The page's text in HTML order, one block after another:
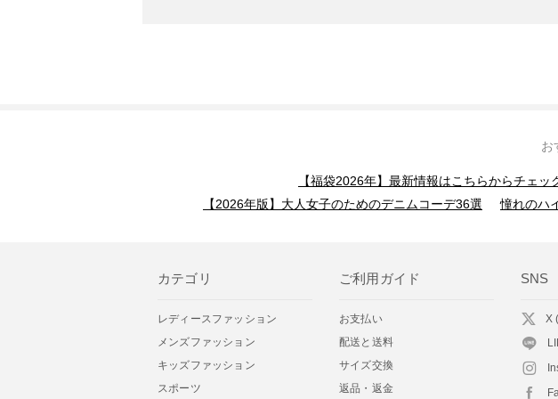
お
【福袋2026年】最新情報はこちらからチェッ
【2026年版】大人女子のためのデニムコーデ36選
憧れのハ
カテゴリ
レディースファッション
メンズファッション
キッズファッション
スポーツ
ご利用ガイド
お支払い
配送と送料
サイズ交換
返品・返金
SNS
X